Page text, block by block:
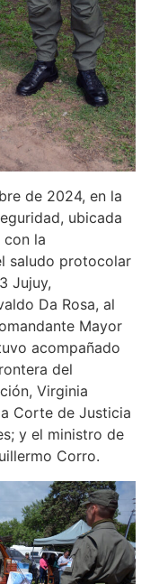
de 2024, en la
ubicada
con la
saludo protocolar
Jujuy,
Da Rosa, al
Mayor
acompañado
del
Virginia
Corte de Justicia
y el ministro de
Corro.